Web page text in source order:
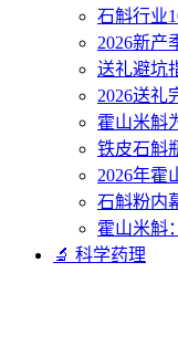
石斛行业
2026新产
送礼避坑
2026送礼
霍山米斛
铁皮石斛
2026年霍
石斛粉内
霍山米斛
🔬 科学药理